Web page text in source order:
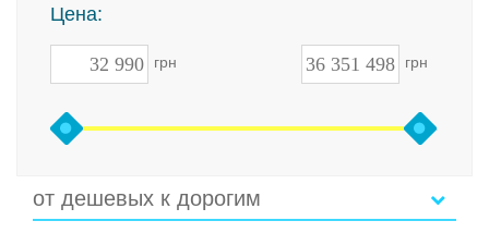
Цена:
грн грн
от дешевых к дорогим